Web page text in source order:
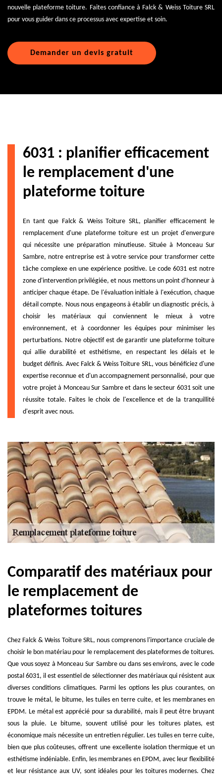
nouvelle plateforme toiture. Faites confiance à Falck & Weiss Toiture SRL
pour vous guider dans ce processus avec expertise et soin.
Demander un devis gratuit
6031 : planifier efficacement
le remplacement d'une
plateforme toiture
En tant que Falck & Weiss Toiture SRL, planifier efficacement le
remplacement d'une plateforme toiture est un projet d'envergure
qui nécessite une préparation minutieuse. Située à Monceau Sur
Sambre, notre entreprise est à votre service pour transformer cette
tâche complexe en une expérience positive. Le code 6031 est notre
zone d'intervention privilégiée, et nous mettons un point d'honneur à
anticiper chaque étape. De l'évaluation initiale à l'exécution, chaque
détail compte. Nous nous engageons à établir un diagnostic précis, à
choisir les matériaux qui conviennent le mieux à votre
environnement, et à coordonner les équipes pour minimiser les
perturbations. Notre objectif est de garantir une plateforme toiture
qui allie durabilité et esthétisme, en respectant les délais et le
budget définis. Avec Falck & Weiss Toiture SRL, vous bénéficiez d'une
expertise reconnue et d'un accompagnement personnalisé, pour que
votre projet à Monceau Sur Sambre et dans le secteur 6031 soit une
réussite totale. Faites le choix de l'excellence et de la tranquillité
d'esprit avec nous.
Comparatif des matériaux pour
le remplacement de
plateformes toitures
Chez Falck & Weiss Toiture SRL, nous comprenons l'importance cruciale de
choisir le bon matériau pour le remplacement des plateformes de toitures.
Que vous soyez à Monceau Sur Sambre ou dans ses environs, avec le code
postal 6031, il est essentiel de sélectionner des matériaux qui résistent aux
diverses conditions climatiques. Parmi les options les plus courantes, on
trouve le métal, le bitume, les tuiles en terre cuite, et les membranes en
EPDM. Le métal est apprécié pour sa durabilité, mais il peut être bruyant
sous la pluie. Le bitume, souvent utilisé pour les toitures plates, est
économique mais nécessite un entretien régulier. Les tuiles en terre cuite,
bien que plus coûteuses, offrent une excellente isolation thermique et un
esthétisme indéniable. Enfin, les membranes en EPDM, avec leur flexibilité
et leur résistance aux UV, sont idéales pour les toitures modernes. Chez